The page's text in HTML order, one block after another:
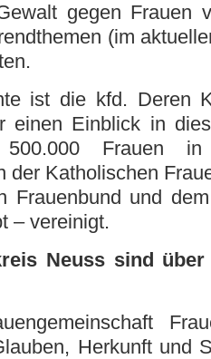
gegen Frauen
(im
ist die kfd. Deren
einen Einblick in
Frauen in
der Katholischen
Frauenbund und
– vereinigt.
Neuss sind
Herkunft und